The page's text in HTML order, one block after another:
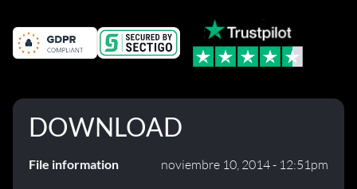
DOWNLOAD
File information noviembre 10, 2014 - 12:51pm